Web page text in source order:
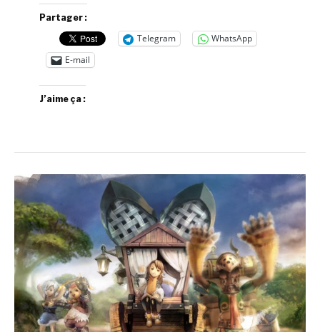
Partager :
Telegram
WhatsApp
E-mail
J’aime ça :